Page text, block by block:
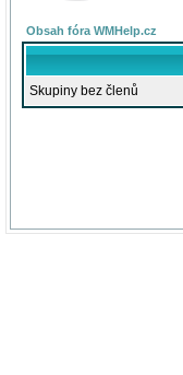
Obsah fóra WMHelp.cz
Skupiny bez členů